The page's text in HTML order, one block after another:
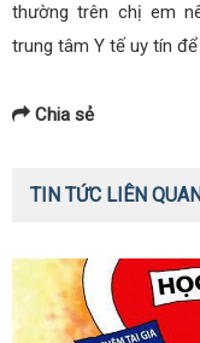
thường trên chị em
trung tâm Y tế uy tín
Chia sẻ
TIN TỨC LIÊN QUAN